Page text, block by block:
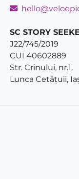
SC STORY
J22/745/2019
CUI 40602889
Str. Crinului, nr.1,
Lunca Cetățuii,